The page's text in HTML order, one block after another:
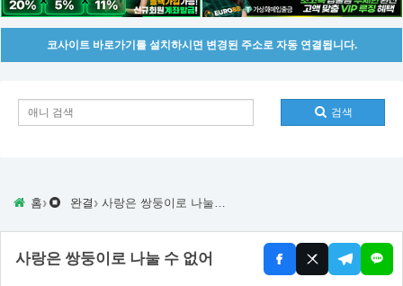
코사이트 바로가기를 설치하시면 변경된 주소로 자동 연결됩니다.
검색
홈› 완결 › 사랑은 쌍둥이로 나눌 수 없어
사랑은 쌍둥이로 나눌 수 없어